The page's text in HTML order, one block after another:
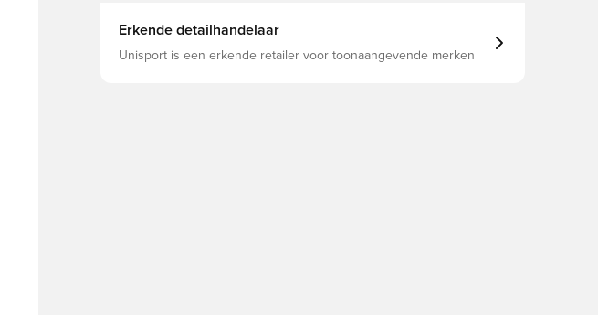
Erkende detailhandelaar
Unisport is een erkende retailer voor toonaangevende merken